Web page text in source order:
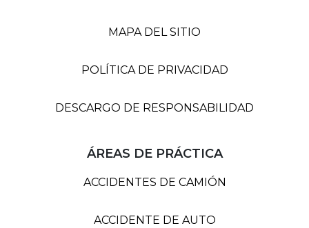
MAPA DEL SITIO
POLÍTICA DE PRIVACIDAD
DESCARGO DE RESPONSABILIDAD
ÁREAS DE PRÁCTICA
ACCIDENTES DE CAMIÓN
ACCIDENTE DE AUTO